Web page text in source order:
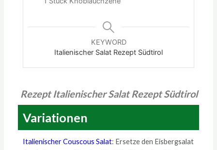
KEYWORD
Italienischer Salat Rezept Südtirol
Rezept Italienischer Salat Rezept Südtirol
Variationen
Italienischer Couscous Salat: Ersetze den Eisbergsalat